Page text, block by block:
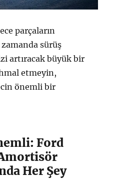
parçaların
sürüş
artıracak büyük bir
etmeyin,
önemli bir
Ford
Her Şey